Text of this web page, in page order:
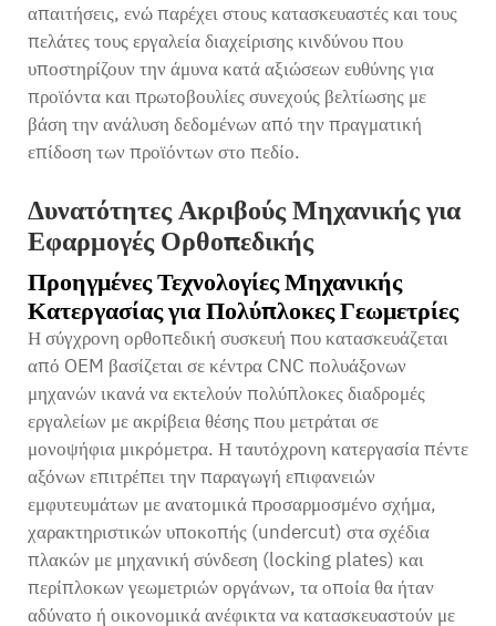
απαιτήσεις, ενώ παρέχει στους κατασκευαστές και τους
πελάτες τους εργαλεία διαχείρισης κινδύνου που
υποστηρίζουν την άμυνα κατά αξιώσεων ευθύνης για
προϊόντα και πρωτοβουλίες συνεχούς βελτίωσης με
βάση την ανάλυση δεδομένων από την πραγματική
επίδοση των προϊόντων στο πεδίο.
Δυνατότητες Ακριβούς Μηχανικής για
Εφαρμογές Ορθοπεδικής
Προηγμένες Τεχνολογίες Μηχανικής
Κατεργασίας για Πολύπλοκες Γεωμετρίες
Η σύγχρονη ορθοπεδική συσκευή που κατασκευάζεται
από OEM βασίζεται σε κέντρα CNC πολυάξονων
μηχανών ικανά να εκτελούν πολύπλοκες διαδρομές
εργαλείων με ακρίβεια θέσης που μετράται σε
μονοψήφια μικρόμετρα. Η ταυτόχρονη κατεργασία πέντε
αξόνων επιτρέπει την παραγωγή επιφανειών
εμφυτευμάτων με ανατομικά προσαρμοσμένο σχήμα,
χαρακτηριστικών υποκοπής (undercut) στα σχέδια
πλακών με μηχανική σύνδεση (locking plates) και
περίπλοκων γεωμετριών οργάνων, τα οποία θα ήταν
αδύνατο ή οικονομικά ανέφικτα να κατασκευαστούν με